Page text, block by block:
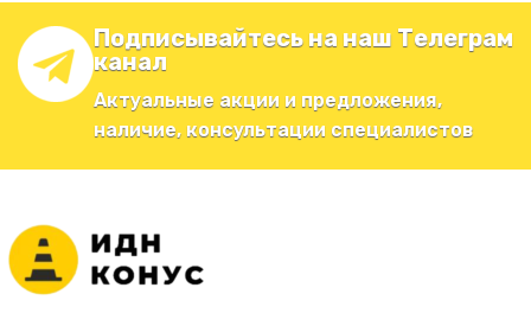
Подписывайтесь на наш Телеграм
канал
Актуальные акции и предложения,
наличие, консультации специалистов